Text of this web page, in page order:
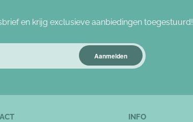
en krijg exclusieve aanbiedingen toegestuurd!
Aanmelden
INFO